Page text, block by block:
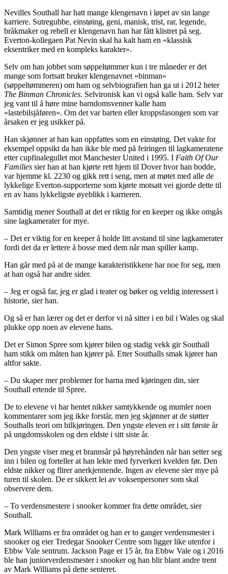
Nevilles Southall har hatt mange klengenavn i løpet av sin lange
karriere. Sutregubbe, einstøing, geni, manisk, trist, rar, legende,
bråkmaker og rebell er klengenavn han har fått klistret på seg.
Everton-kollegaen Pat Nevin skal ha kalt ham en «klassisk
eksentriker med en kompleks karakter».
Selv om han jobbet som søppeltømmer kun i tre måneder er det
mange som fortsatt bruker klengenavnet «binman»
(søppeltømmeren) om ham og selvbiografien han ga ut i 2012 heter
The Binman Chronicles. Selvironisk kan vi også kalle ham. Selv var
jeg vant til å høre mine barndomsvenner kalle ham
«lastebilsjåføren». Om det var barten eller kroppsfasongen som var
årsaken er jeg usikker på.
Han skjønner at han kan oppfattes som en einstøing. Det vakte for
eksempel oppsikt da han ikke ble med på feiringen til lagkameratene
etter cupfinalegullet mot Manchester United i 1995. I Faith Of Our
Families sier han at han kjørte rett hjem til Dover hvor han bodde,
var hjemme kl. 2230 og gikk rett i seng, men at møtet med alle de
lykkelige Everton-supporterne som kjørte motsatt vei gjorde dette til
en av hans lykkeligste øyeblikk i karrieren.
Samtidig mener Southall at det er riktig for en keeper og ikke omgås
sine lagkamerater for mye.
– Det er viktig for en keeper å holde litt avstand til sine lagkamerater
fordi det da er lettere å bosse med dem når man spiller kamp.
Han går med på at de mange karakteristikkene har noe for seg, men
at han også har andre sider.
– Jeg er også far, jeg er glad i teater og bøker og veldig interessert i
historie, sier han.
Og så er han lærer og det er derfor vi nå sitter i en bil i Wales og skal
plukke opp noen av elevene hans.
Det er Simon Spree som kjører bilen og stadig vekk gir Southall
ham stikk om måten han kjører på. Etter Southalls smak kjører han
altfor sakte.
– Du skaper mer problemer for barna med kjøringen din, sier
Southall ertende til Spree.
De to elevene vi har hentet nikker samtykkende og mumler noen
kommentarer som jeg ikke forstår, men jeg skjønner at de støtter
Southalls teori om bilkjøringen. Den yngste eleven er i sitt første år
på ungdomsskolen og den eldste i sitt siste år.
Den yngste viser meg et brannsår på høyrehånden når han setter seg
inn i bilen og forteller at han lekte med fyrverkeri kvelden før. Den
eldste nikker og flirer anerkjennende. Ingen av elevene sier mye på
turen til skolen. De er sikkert lei av voksenpersoner som skal
observere dem.
– To verdensmestere i snooker kommer fra dette området, sier
Southall.
Mark Williams er fra området og han er to ganger verdensmester i
snooker og eier Tredegar Snooker Centre som ligger like utenfor i
Ebbw Vale sentrum. Jackson Page er 15 år, fra Ebbw Vale og i 2016
ble han juniorverdensmester i snooker og han blir blant andre trent
av Mark Williams på dette senteret.